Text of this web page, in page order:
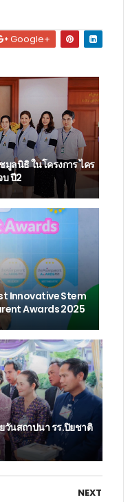
Google+
มูลนิธิ ในโครงการ ไคร
บ ปี2
Innovative Stem
Awards 2025
วันสถาปนา รร.ปิยชาติ
NEXT